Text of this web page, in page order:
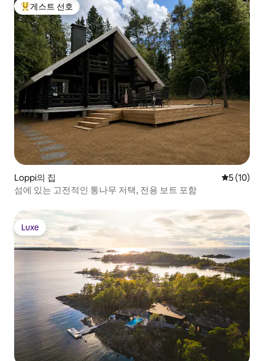
상위 게스트 선호
게스트 선호
Loppi의 집 평점 5점
5 (10)
섬에 있는 고전적인 통나무 저택, 전용 보트 포함
Luxe
Luxe